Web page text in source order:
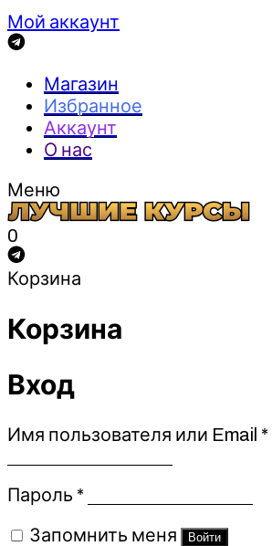
Мой аккаунт
Магазин
Избранное
Аккаунт
О нас
Меню
0
Корзина
Корзина
Вход
Имя пользователя или Email *
Пароль *Обязательно
Запомнить меня Войти